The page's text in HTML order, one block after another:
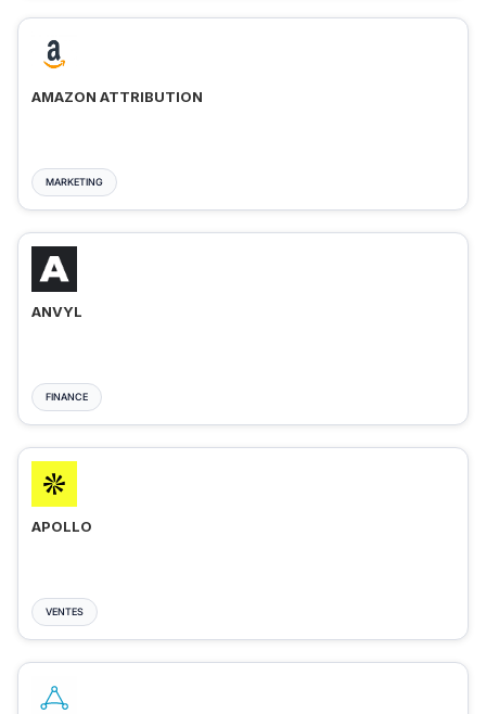
AMAZON ATTRIBUTION
MARKETING
ANVYL
FINANCE
APOLLO
VENTES